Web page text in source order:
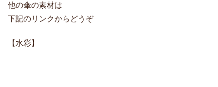
他の傘の素材は
下記のリンクからどうぞ
【水彩】